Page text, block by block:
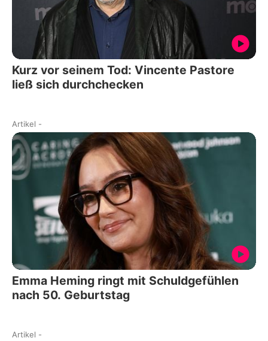
Kurz vor seinem Tod: Vincente Pastore
ließ sich durchchecken
Artikel -
Emma Heming ringt mit Schuldgefühlen
nach 50. Geburtstag
Artikel -